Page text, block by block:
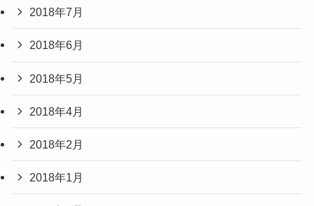
2018年7月
2018年6月
2018年5月
2018年4月
2018年2月
2018年1月